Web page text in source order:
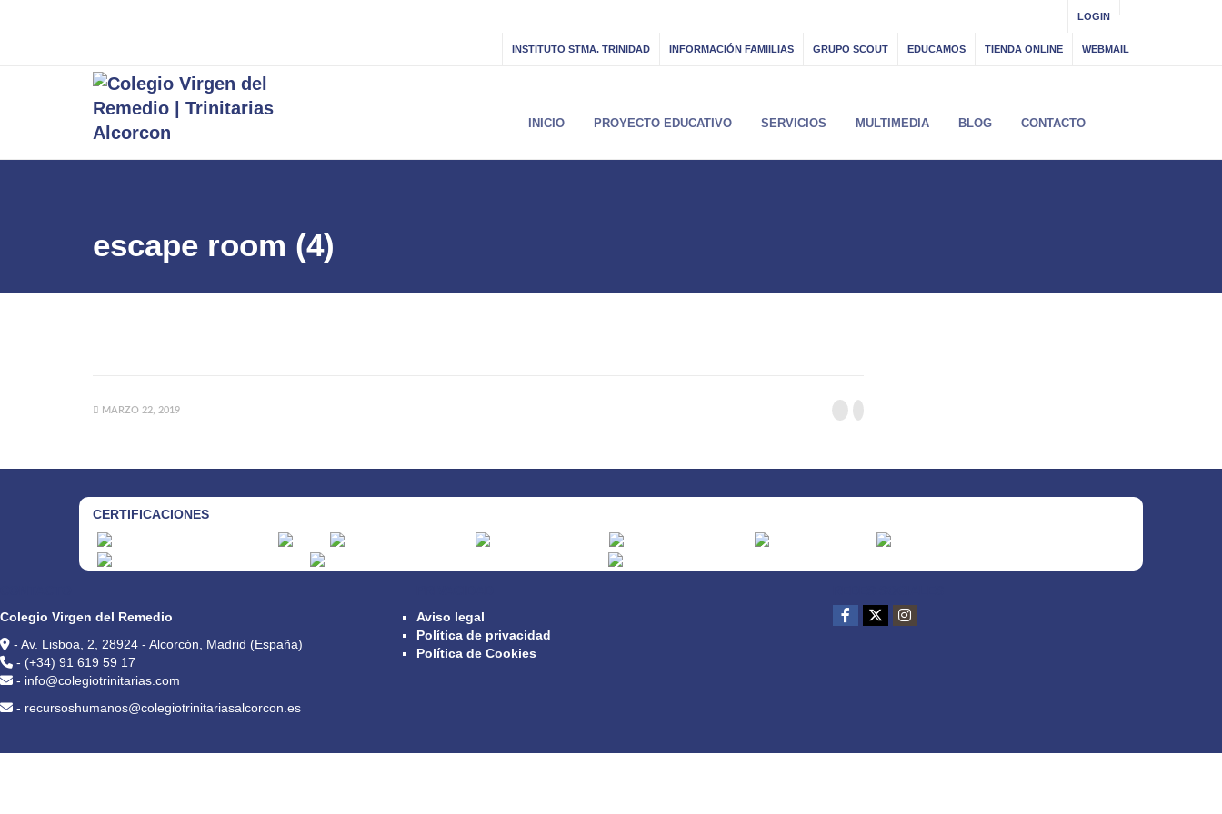
LOGIN
INSTITUTO STMA. TRINIDAD INFORMACIÓN FAMIILIAS GRUPO SCOUT EDUCAMOS TIENDA ONLINE WEBMAIL
INICIO PROYECTO EDUCATIVO SERVICIOS MULTIMEDIA BLOG CONTACTO
escape room (4)
MARZO 22, 2019
CERTIFICACIONES
Colegio Virgen del Remedio
- Av. Lisboa, 2, 28924 - Alcorcón, Madrid (España)
- (+34) 91 619 59 17
- info@colegiotrinitarias.com
- recursoshumanos@colegiotrinitariasalcorcon.es
Aviso legal
Política de privacidad
Política de Cookies